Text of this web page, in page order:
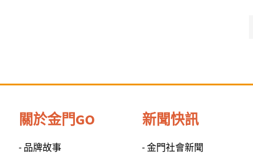
關於金門GO
- 品牌故事
新聞快訊
- 金門社會新聞